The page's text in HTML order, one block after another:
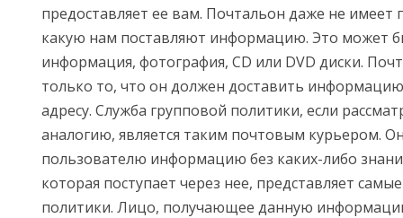
предоставляет ее вам. Почтальон даже не имеет
какую нам поставляют информацию. Это может
информация, фотография, CD или DVD диски.
только то, что он должен доставить
адресу. Служба групповой политики, если
аналогию, является таким почтовым курьером.
пользователю информацию без каких-либо
которая поступает через нее, представляет
политики. Лицо, получающее данную